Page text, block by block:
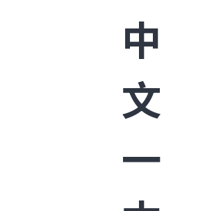
中
文
一